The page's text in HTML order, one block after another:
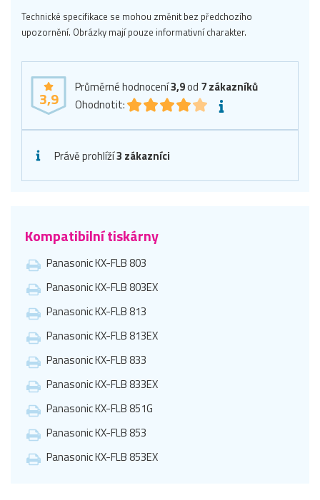
Technické specifikace se mohou změnit bez předchozího
upozornění. Obrázky mají pouze informativní charakter.
3,9
Průměrné hodnocení3,9od 7zákazníků
Ohodnotit:
Právě prohlíží3 zákazníci
Kompatibilní tiskárny
Panasonic KX-FLB 803
Panasonic KX-FLB 803EX
Panasonic KX-FLB 813
Panasonic KX-FLB 813EX
Panasonic KX-FLB 833
Panasonic KX-FLB 833EX
Panasonic KX-FLB 851G
Panasonic KX-FLB 853
Panasonic KX-FLB 853EX